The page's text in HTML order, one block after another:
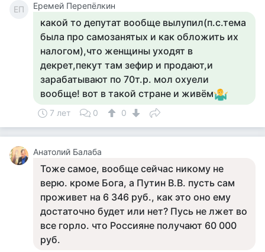
ЕП Еремей Перепёлкин
какой то депутат вообще вылупил(п.с.тема
была про самозанятых и как обложить их
налогом),что женщины уходят в
декрет,пекут там зефир и продают,и
зарабатывают по 70т.р. мол охуели
вообще! вот в такой стране и живём
7 лет 0 0
Анатолий Балаба
Тоже самое, вообще сейчас никому не
верю. кроме Бога, а Путин В.В. пусть сам
проживет на 6 346 руб., как это оно ему
достаточно будет или нет? Пусь не лжет во
все горло. что Россияне получают 60 000
руб.